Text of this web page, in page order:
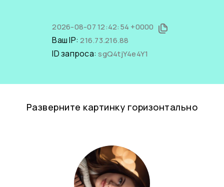
2026-08-07 12:42:54 +0000
Ваш IP:216.73.216.88
ID запроса:sgQ4tjY4e4Y1
Разверните картинку горизонтально